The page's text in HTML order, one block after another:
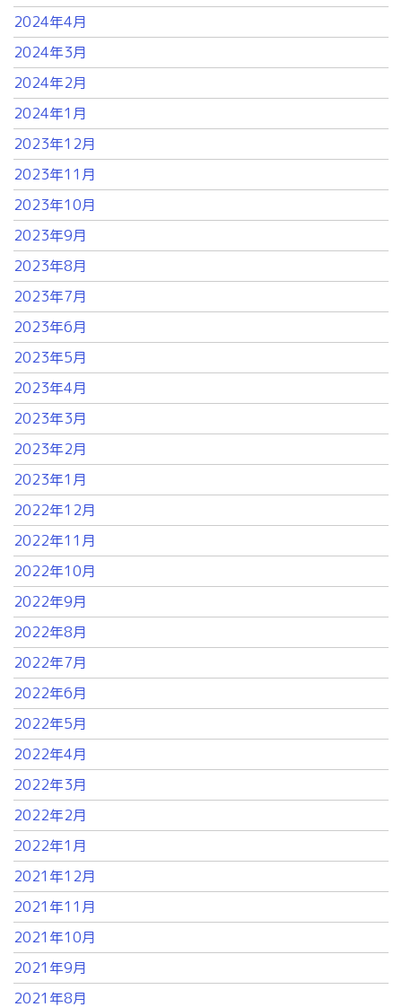
2024年4月
2024年3月
2024年2月
2024年1月
2023年12月
2023年11月
2023年10月
2023年9月
2023年8月
2023年7月
2023年6月
2023年5月
2023年4月
2023年3月
2023年2月
2023年1月
2022年12月
2022年11月
2022年10月
2022年9月
2022年8月
2022年7月
2022年6月
2022年5月
2022年4月
2022年3月
2022年2月
2022年1月
2021年12月
2021年11月
2021年10月
2021年9月
2021年8月